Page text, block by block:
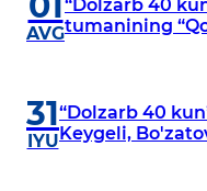
AVG
“Dolzarb 40
tumanining
31
IYU
“Dolzarb 40
Keygeli,